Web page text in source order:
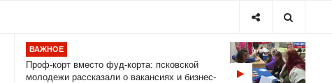
ВАЖНОЕ
Проф-корт вместо фуд-корта: псковской
молодежи рассказали о вакансиях и бизнес-